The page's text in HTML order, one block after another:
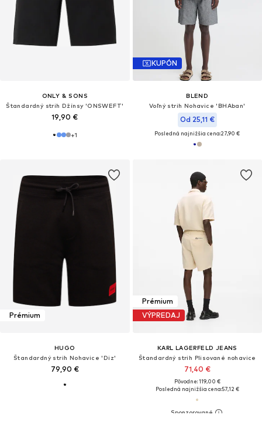
ONLY & SONS
Štandardný strih Džínsy 'ONSWEFT'
19,90 €
+1
KUPÓN
BLEND
Voľný strih Nohavice 'BHAban'
Od 25,11 €
Posledná najnižšia cena:27,90 €
Prémium
HUGO
Štandardný strih Nohavice 'Diz'
79,90 €
Prémium
VÝPREDAJ
KARL LAGERFELD JEANS
Štandardný strih Plisované nohavice
71,40 €
Pôvodne: 119,00 €
Posledná najnižšia cena:57,12 €